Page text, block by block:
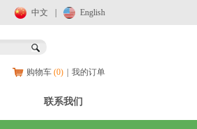
中文 English
购物车 (0) 我的订单
联系我们